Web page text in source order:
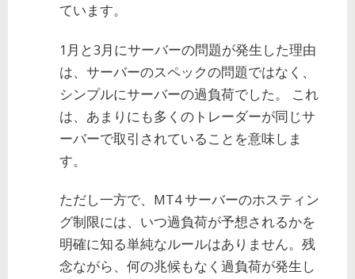
ています。
1月と3月にサーバーの問題が発生した理由
は、サーバーのスペックの問題ではなく、
シンプルにサーバーの過負荷でした。 これ
は、あまりにも多くのトレーダーが同じサ
ーバーで取引されていることを意味しま
す。
ただし一方で、MT4 サーバーのホスティン
グ制限には、いつ過負荷が予想されるかを
明確に知る単純なルールはありません。残
念ながら、何の兆候もなく過負荷が発生し